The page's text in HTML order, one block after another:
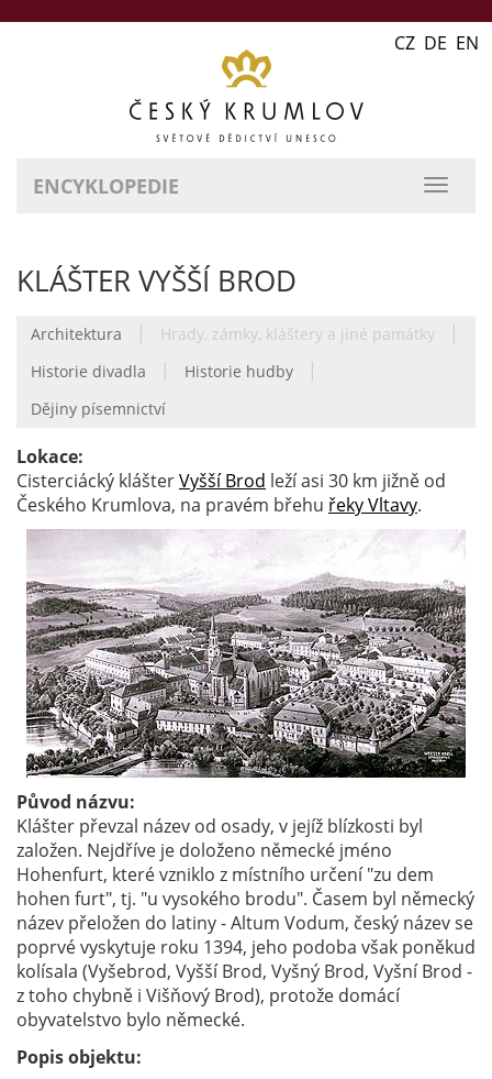
CZ DE EN
ENCYKLOPEDIE
KLÁŠTER VYŠŠÍ BROD
Architektura | Hrady, zámky, kláštery a jiné památky |
Historie divadla | Historie hudby |
Dějiny písemnictví
Lokace:
Cisterciácký klášterVyšší Brod leží asi 30 km jižně od
Českého Krumlova, na pravém břehu řeky Vltavy.
Původ názvu:
Klášter převzal název od osady, v jejíž blízkosti byl
založen. Nejdříve je doloženo německé jméno
Hohenfurt, které vzniklo z místního určení "zu dem
hohen furt", tj. "u vysokého brodu". Časem byl německý
název přeložen do latiny - Altum Vodum, český název se
poprvé vyskytuje roku 1394, jeho podoba však poněkud
kolísala (Vyšebrod, Vyšší Brod, Vyšný Brod, Vyšní Brod -
z toho chybně i Višňový Brod), protože domácí
obyvatelstvo bylo německé.
Popis objektu: